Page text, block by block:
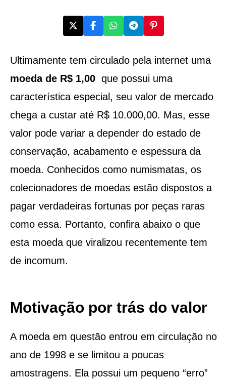
Ultimamente tem circulado pela internet uma
moeda de R$ 1,00que possui uma
característica especial, seu valor de mercado
chega a custar até R$ 10.000,00. Mas, esse
valor pode variar a depender do estado de
conservação, acabamento e espessura da
moeda. Conhecidos como numismatas, os
colecionadores de moedas estão dispostos a
pagar verdadeiras fortunas por peças raras
como essa. Portanto, confira abaixo o que
esta moeda que viralizou recentemente tem
de incomum.
Motivação por trás do valor
A moeda em questão entrou em circulação no
ano de 1998 e se limitou a poucas
amostragens. Ela possui um pequeno “erro”